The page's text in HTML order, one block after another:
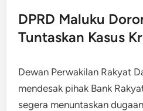
DPRD Maluku
Tuntaskan Kasus
Dewan Perwakilan Rakyat
mendesak pihak Bank
segera menuntaskan